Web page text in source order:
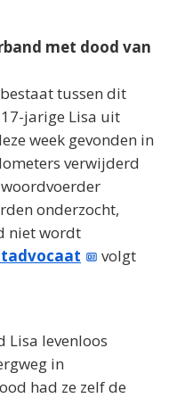
met dood van
tussen dit
jarige Lisa uit
week gevonden in
verwijderd
onderzocht,
niet wordt
volgt
Lisa levenloos
in
had ze zelf de